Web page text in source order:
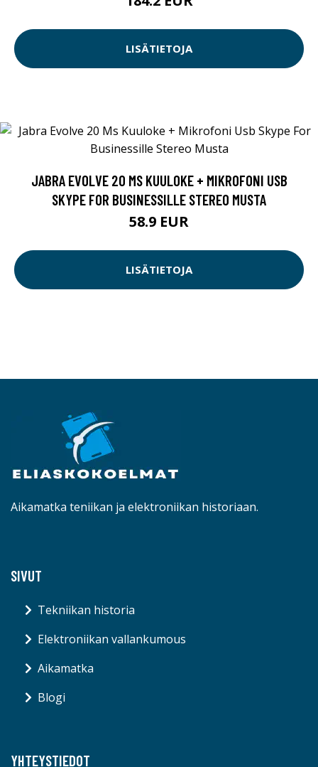
LISÄTIETOJA
JABRA EVOLVE 20 MS KUULOKE + MIKROFONI USB
SKYPE FOR BUSINESSILLE STEREO MUSTA
58.9 EUR
LISÄTIETOJA
Aikamatka teniikan ja elektroniikan historiaan.
SIVUT
Tekniikan historia
Elektroniikan vallankumous
Aikamatka
Blogi
YHTEYSTIEDOT